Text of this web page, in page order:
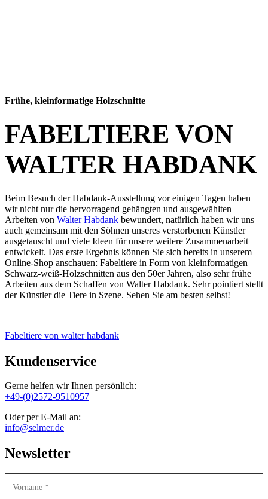
Frühe, kleinformatige Holzschnitte
FABELTIERE VON
WALTER HABDANK
Beim Besuch der Habdank-Ausstellung vor einigen Tagen haben
wir nicht nur die hervorragend gehängten und ausgewählten
Arbeiten von Walter Habdank bewundert, natürlich haben wir uns
auch gemeinsam mit den Söhnen unseres verstorbenen Künstler
ausgetauscht und viele Ideen für unsere weitere Zusammenarbeit
entwickelt. Das erste Ergebnis können Sie sich bereits in unserem
Online-Shop anschauen: Fabeltiere in Form von kleinformatigen
Schwarz-weiß-Holzschnitten aus den 50er Jahren, also sehr frühe
Arbeiten aus dem Schaffen von Walter Habdank. Sehr pointiert stellt
der Künstler die Tiere in Szene. Sehen Sie am besten selbst!
Fabeltiere von walter habdank
Kundenservice
Gerne helfen wir Ihnen persönlich:
+49-(0)2572-9510957
Oder per E-Mail an:
info@selmer.de
Newsletter